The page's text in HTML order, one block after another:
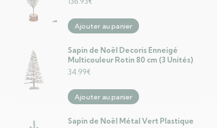
Ajouter au panier
Sapin de Noël Decoris Enneigé
Multicouleur Rotin 80 cm (3 Unités)
34.99€
Ajouter au panier
Sapin de Noël Métal Vert Plastique